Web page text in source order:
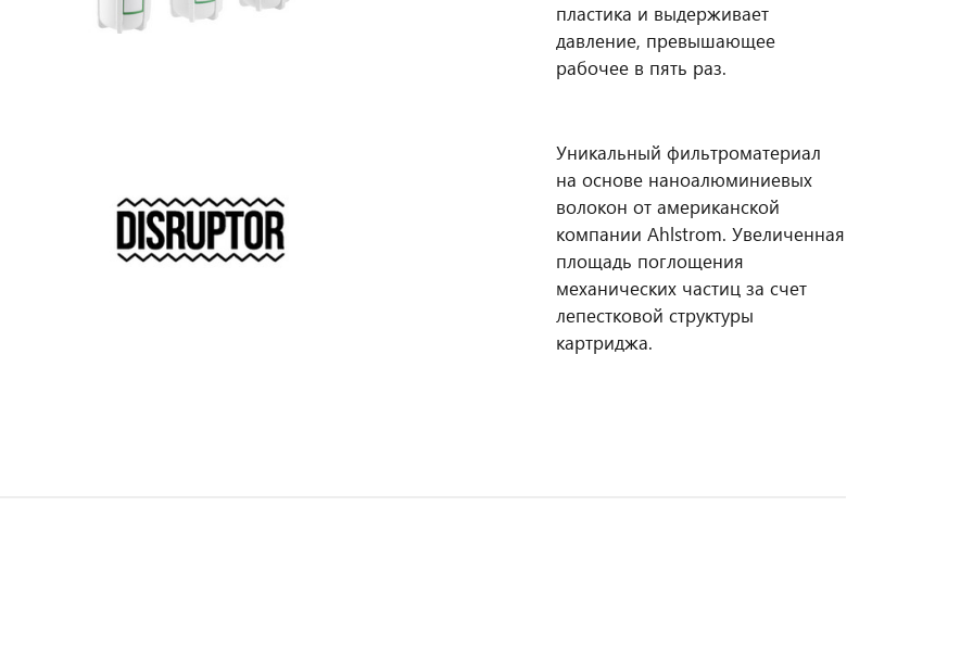
пластика и выдерживает
давление, превышающее
рабочее в пять раз.
Уникальный фильтроматериал
на основе наноалюминиевых
волокон от американской
компании Ahlstrom. Увеличенная
площадь поглощения
механических частиц за счет
лепестковой структуры
картриджа.